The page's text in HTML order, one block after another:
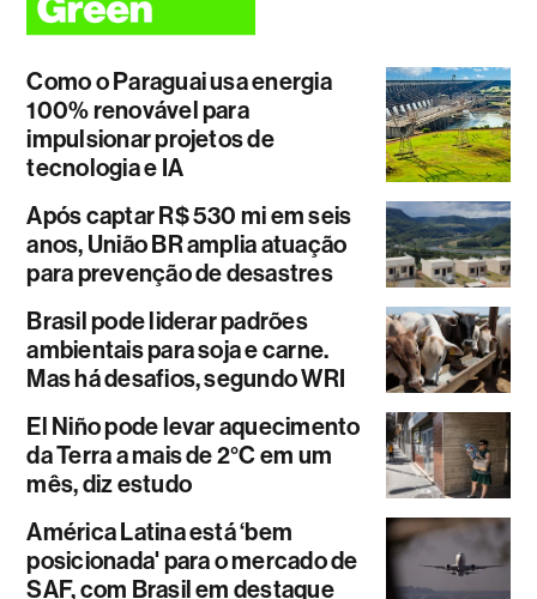
Como o Paraguai usa energia
100% renovável para
impulsionar projetos de
tecnologia e IA
Após captar R$ 530 mi em seis
anos, União BR amplia atuação
para prevenção de desastres
Brasil pode liderar padrões
ambientais para soja e carne.
Mas há desafios, segundo WRI
El Niño pode levar aquecimento
da Terra a mais de 2°C em um
mês, diz estudo
América Latina está ‘bem
posicionada' para o mercado de
SAF, com Brasil em destaque